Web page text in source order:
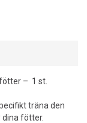
– 1 st.
träna den
fötter.